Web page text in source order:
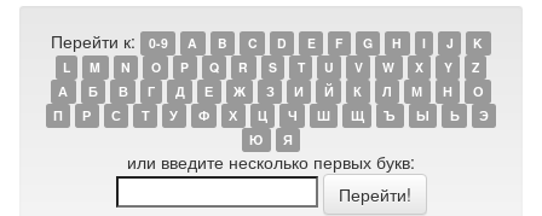
Перейти к: 0-9 A B C D E F G H I J
K
L
M N O P Q R S T U V W X Y
Z
А
Б В Г Д Е Ж З И Й К Л М Н
О
П
Р С Т У Ф Х Ц Ч Ш Щ Ъ Ы Ь
Э
Ю
Я
или введите несколько первых букв: